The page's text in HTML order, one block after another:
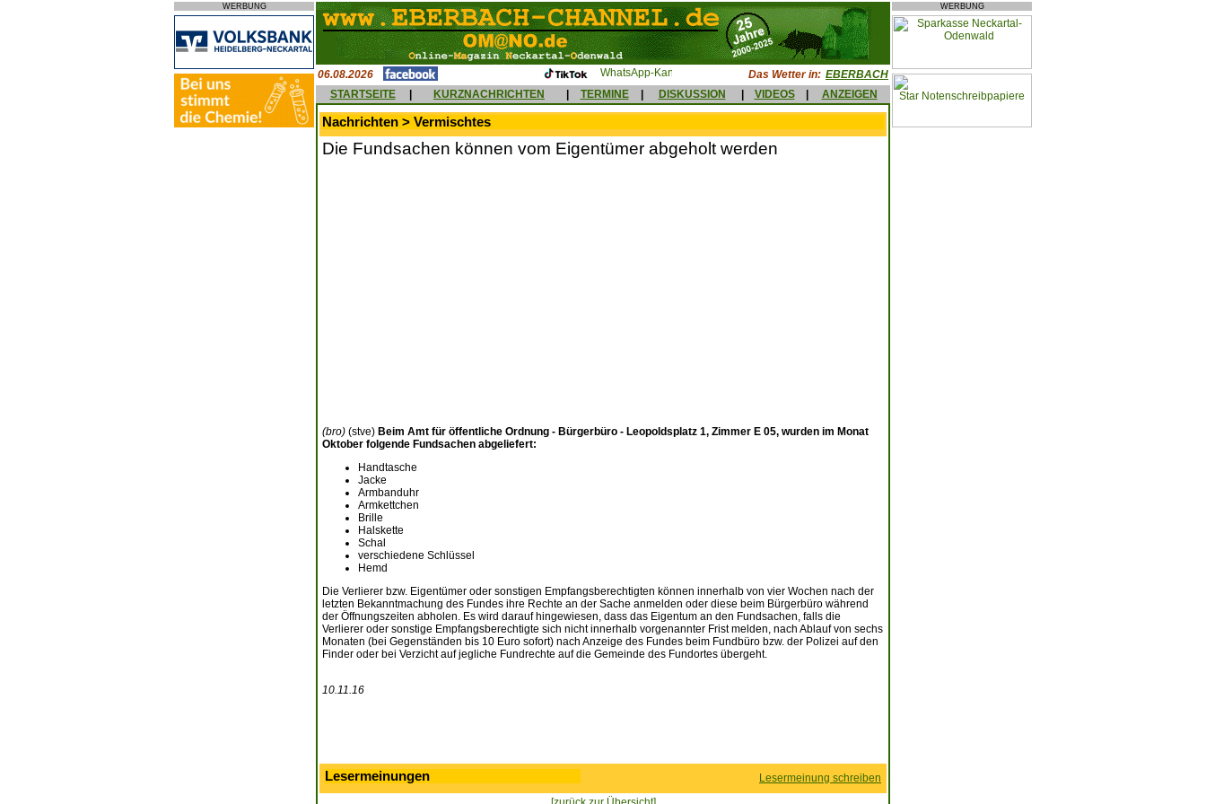
WERBUNG
06.08.2026 Das Wetter in: EBERBACH
STARTSEITE
KURZNACHRICHTEN TERMINE DISKUSSION VIDEOS ANZEIGEN
Nachrichten > Vermischtes
Die Fundsachen können vom Eigentümer abgeholt werden
(bro) (stve) Beim Amt für öffentliche Ordnung - Bürgerbüro - Leopoldsplatz 1, Zimmer E 05, wurden im Monat
Oktober folgende Fundsachen abgeliefert:
Handtasche
Jacke
Armbanduhr
Armkettchen
Brille
Halskette
Schal
verschiedene Schlüssel
Hemd
Die Verlierer bzw. Eigentümer oder sonstigen Empfangsberechtigten können innerhalb von vier Wochen nach der
letzten Bekanntmachung des Fundes ihre Rechte an der Sache anmelden oder diese beim Bürgerbüro während
der Öffnungszeiten abholen. Es wird darauf hingewiesen, dass das Eigentum an den Fundsachen, falls die
Verlierer oder sonstige Empfangsberechtigte sich nicht innerhalb vorgenannter Frist melden, nach Ablauf von sechs
Monaten (bei Gegenständen bis 10 Euro sofort) nach Anzeige des Fundes beim Fundbüro bzw. der Polizei auf den
Finder oder bei Verzicht auf jegliche Fundrechte auf die Gemeinde des Fundortes übergeht.
10.11.16
Lesermeinungen
Lesermeinung schreiben
WERBUNG